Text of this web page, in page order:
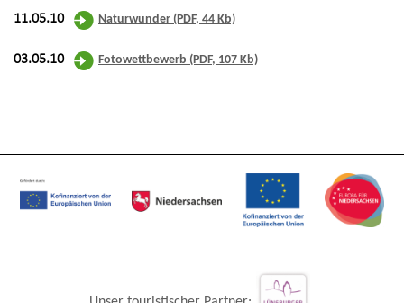
11.05.10 Naturwunder (PDF, 44 Kb)
03.05.10 Fotowettbewerb (PDF, 107 Kb)